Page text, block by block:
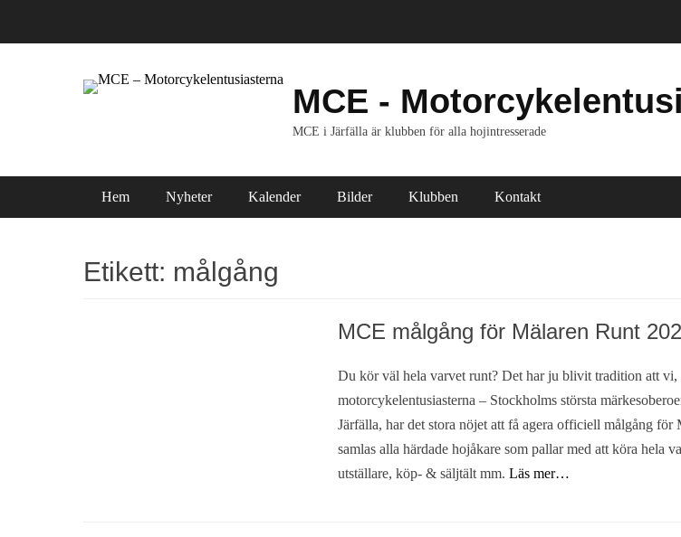
MCE -
MCE i Järfälla är klubben för alla hojintresserade
Primär meny
Hem Nyheter Kalender Bilder Klubben Kontakt
Etikett: målgång
MCE målgång för Mälaren Runt
Du kör väl hela varvet runt? Det har ju blivit tradition att
motorcykelentusiasterna – Stockholms största
Järfälla, har det stora nöjet att få agera officiell målgång för
samlas alla härdade hojåkare som pallar med att köra hela
utställare, köp- & säljtält mm. Läs mer…